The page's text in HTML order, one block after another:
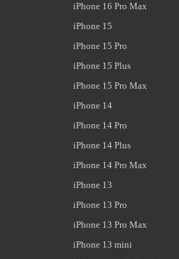
iPhone 16 Pro Max
iPhone 15
iPhone 15 Pro
iPhone 15 Plus
iPhone 15 Pro Max
iPhone 14
iPhone 14 Pro
iPhone 14 Plus
iPhone 14 Pro Max
iPhone 13
iPhone 13 Pro
iPhone 13 Pro Max
iPhone 13 mini